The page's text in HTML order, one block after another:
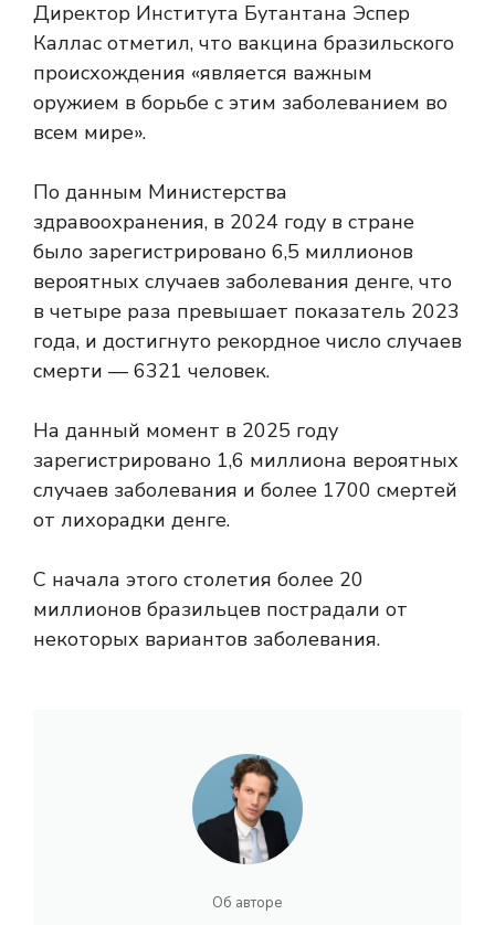
Директор Института Бутантана Эспер
Каллас отметил, что вакцина бразильского
происхождения «является важным
оружием в борьбе с этим заболеванием во
всем мире».
По данным Министерства
здравоохранения, в 2024 году в стране
было зарегистрировано 6,5 миллионов
вероятных случаев заболевания денге, что
в четыре раза превышает показатель 2023
года, и достигнуто рекордное число случаев
смерти — 6321 человек.
На данный момент в 2025 году
зарегистрировано 1,6 миллиона вероятных
случаев заболевания и более 1700 смертей
от лихорадки денге.
С начала этого столетия более 20
миллионов бразильцев пострадали от
некоторых вариантов заболевания.
Об авторе